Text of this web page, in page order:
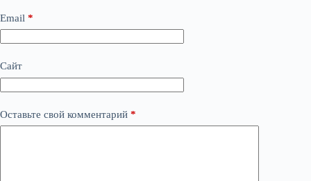
Email *
Сайт
Оставьте свой комментарий *